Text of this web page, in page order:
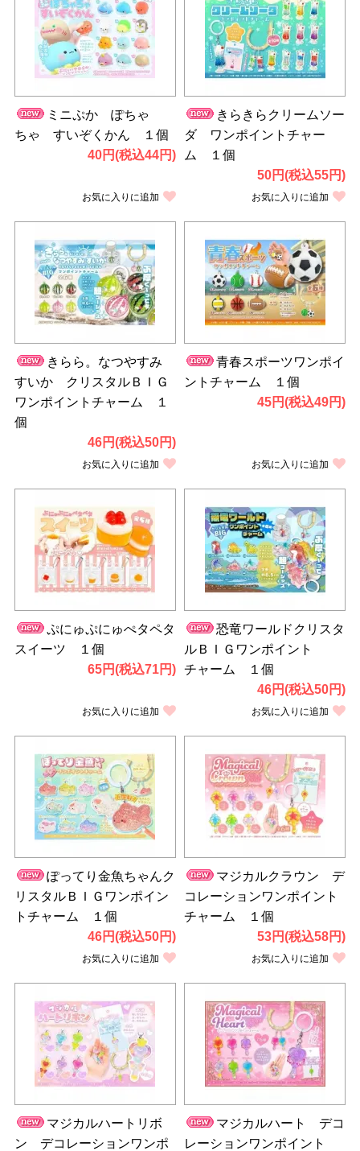
ミニぷか ぽちゃ
ちゃ すいぞくかん １個
40円(税込44円)
お気に入りに追加
きらきらクリームソー
ダ ワンポイントチャー
ム １個
50円(税込55円)
お気に入りに追加
きらら。なつやすみ
すいか クリスタルＢＩＧ
ワンポイントチャーム １
個
46円(税込50円)
お気に入りに追加
青春スポーツワンポイ
ントチャーム １個
45円(税込49円)
お気に入りに追加
ぷにゅぷにゅぺタペタ
スイーツ １個
65円(税込71円)
お気に入りに追加
恐竜ワールドクリスタ
ルＢＩＧワンポイント
チャーム １個
46円(税込50円)
お気に入りに追加
ぽってり金魚ちゃんク
リスタルＢＩＧワンポイン
トチャーム １個
46円(税込50円)
お気に入りに追加
マジカルクラウン デ
コレーションワンポイント
チャーム １個
53円(税込58円)
お気に入りに追加
マジカルハートリボ
ン デコレーションワンポ
マジカルハート デコ
レーションワンポイント